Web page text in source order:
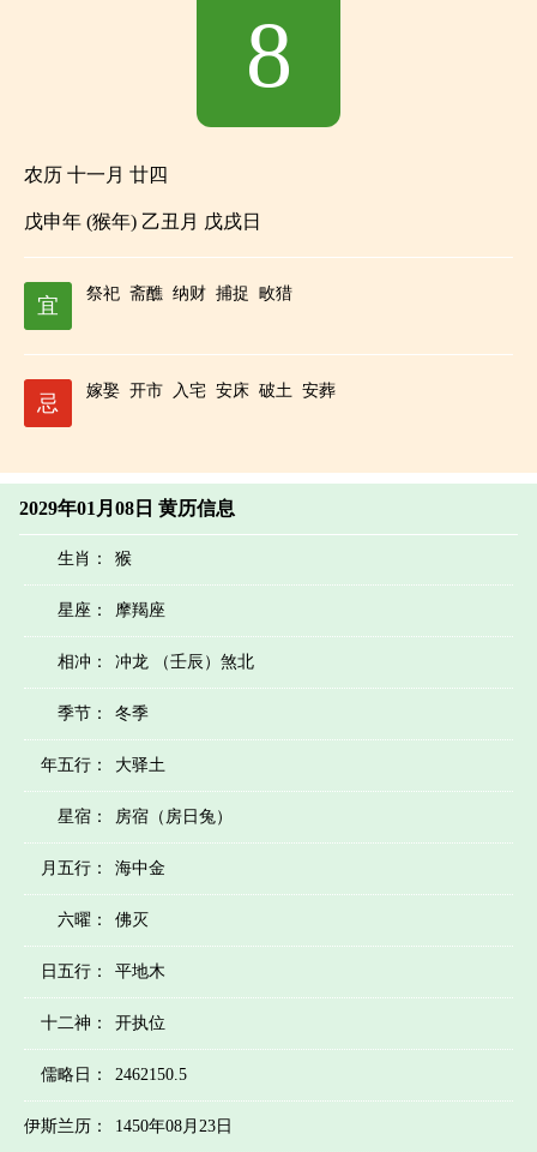
8
农历 十一月 廿四
戊申年 (猴年) 乙丑月 戊戌日
宜
祭祀 斋醮 纳财 捕捉 畋猎
忌
嫁娶 开市 入宅 安床 破土 安葬
2029年01月08日 黄历信息
生肖： 猴
星座： 摩羯座
相冲： 冲龙 （壬辰）煞北
季节： 冬季
年五行： 大驿土
星宿： 房宿（房日兔）
月五行： 海中金
六曜： 佛灭
日五行： 平地木
十二神： 开执位
儒略日： 2462150.5
伊斯兰历： 1450年08月23日